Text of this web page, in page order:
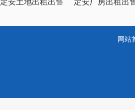
定安土地出租出售 定安厂房出租出
网站